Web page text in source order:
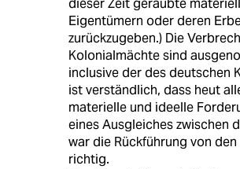
dieser Zeit geraubte
Eigentümern oder deren
zurückzugeben.) Die
Kolonialmächte sind
inclusive der des deutschen
ist verständlich, dass heut
materielle und ideelle
eines Ausgleiches zwischen
war die Rückführung von
richtig.